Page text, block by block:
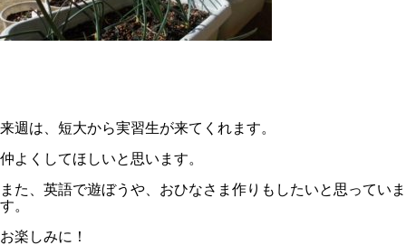
来週は、短大から実習生が来てくれます。
仲よくしてほしいと思います。
また、英語で遊ぼうや、おひなさま作りもしたいと思っていま
す。
お楽しみに！